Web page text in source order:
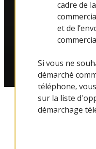
cadre de
et de
Si vous ne
démarché
téléphone,
sur la liste
démarchage